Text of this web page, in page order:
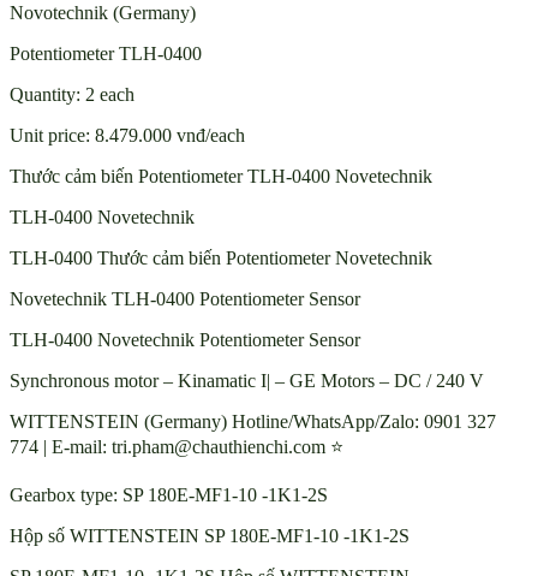
Novotechnik (Germany)
Potentiometer TLH-0400
Quantity: 2 each
Unit price: 8.479.000 vnđ/each
Thước cảm biến Potentiometer TLH-0400 Novetechnik
TLH-0400 Novetechnik
TLH-0400 Thước cảm biến Potentiometer Novetechnik
Novetechnik TLH-0400 Potentiometer Sensor
TLH-0400 Novetechnik Potentiometer Sensor
Synchronous motor – Kinamatic I| – GE Motors – DC / 240 V
WITTENSTEIN (Germany) Hotline/WhatsApp/Zalo: 0901 327
774 | E-mail: tri.pham@chauthienchi.com ⭐
Gearbox type: SP 180E-MF1-10 -1K1-2S
Hộp số WITTENSTEIN SP 180E-MF1-10 -1K1-2S